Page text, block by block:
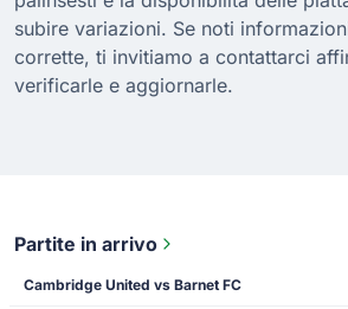
subire variazioni. Se noti
corrette, ti invitiamo a contattarci
verificarle e aggiornarle.
Partite in arrivo
Cambridge United vs Barnet FC